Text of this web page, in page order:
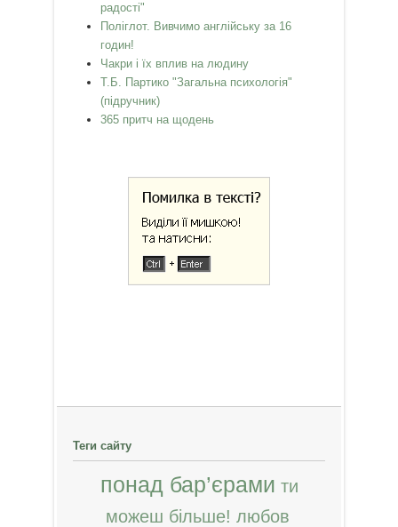
радості"
Поліглот. Вивчимо англійську за 16
годин!
Чакри і їх вплив на людину
Т.Б. Партико "Загальна психологія"
(підручник)
365 притч на щодень
Теги сайту
понад бар’єрами ти
можеш більше! любов